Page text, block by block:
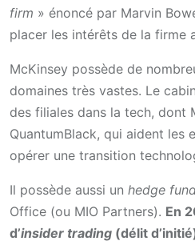
firm » énoncé par Marvin
placer les intérêts de la firme
McKinsey possède de
domaines très vastes. Le
des filiales dans la tech, dont
QuantumBlack, qui aident les
opérer une transition
Il possède aussi un hedge
Office (ou MIO Partners). En
d’insider trading (délit